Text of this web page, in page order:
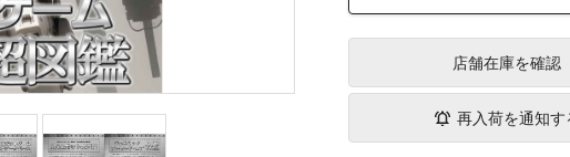
店舗在庫を確認
再入荷を通知す